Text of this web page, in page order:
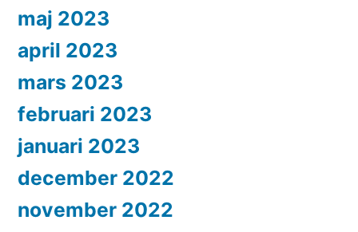
maj 2023
april 2023
mars 2023
februari 2023
januari 2023
december 2022
november 2022